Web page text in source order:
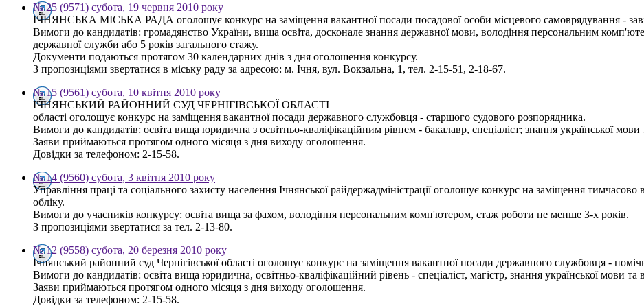
№ 25 (9571) субота, 19 червня 2010 року
ІЧНЯНСЬКА МІСЬКА РАДА оголошує конкурс на заміщення вакантної посади посадової особи місцевого самоврядування -
Вимоги до кандидатів: громадянство України, вища освіта, досконале знання державної мови, володіння персональним
державної служби або 5 років загального стажу.
Документи подаються протягом 30 календарних днів з дня оголошення конкурсу.
З пропозиціями звертатися в міську раду за адресою: м. Ічня, вул. Вокзальна, 1, тел. 2-15-51, 2-18-67.
№ 15 (9561) субота, 10 квітня 2010 року
ІЧНЯНСЬКИЙ РАЙОННИЙ СУД ЧЕРНІГІВСЬКОЇ ОБЛАСТІ
області оголошує конкурс на заміщення вакантної посади державного службовця - старшого судового розпорядника.
Вимоги до кандидатів: освіта вища юридична з освітньо-кваліфікаційним рівнем - бакалавр, спеціаліст; знання української
Заяви приймаються протягом одного місяця з дня виходу оголошення.
Довідки за телефоном: 2-15-58.
№ 14 (9560) субота, 3 квітня 2010 року
Управління праці та соціального захисту населення Ічнянської райдержадміністрації оголошує конкурс на заміщення тимчасово
обліку.
Вимоги до учасників конкурсу: освіта вища за фахом, володіння персональним комп'ютером, стаж роботи не менше 3-х років.
З пропозиціями звертатися за тел. 2-13-80.
№ 12 (9558) субота, 20 березня 2010 року
Ічнянський районний суд Чернігівської області оголошує конкурс на заміщення вакантної посади державного службовця -
Вимоги до кандидатів: освіта вища юридична, освітньо-кваліфікаційний рівень - спеціаліст, магістр, знання української мови
Заяви приймаються протягом одного місяця з дня виходу оголошення.
Довідки за телефоном: 2-15-58.